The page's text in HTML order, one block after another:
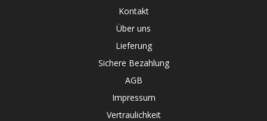
Kontakt
Über uns
Lieferung
Sichere Bezahlung
AGB
Impressum
Vertraulichkeit